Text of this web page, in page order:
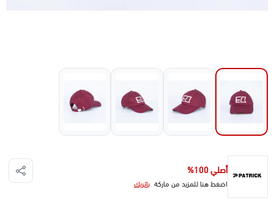
أصلي 100%
اضغط هنا للمزيد من ماركة باتريك